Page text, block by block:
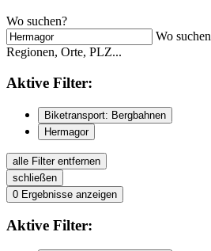
Wo suchen?
Wo
Regionen, Orte, PLZ...
Aktive Filter:
Biketransport: Bergbahnen
Hermagor
alle Filter entfernen
schließen
0 Ergebnisse anzeigen
Aktive Filter: